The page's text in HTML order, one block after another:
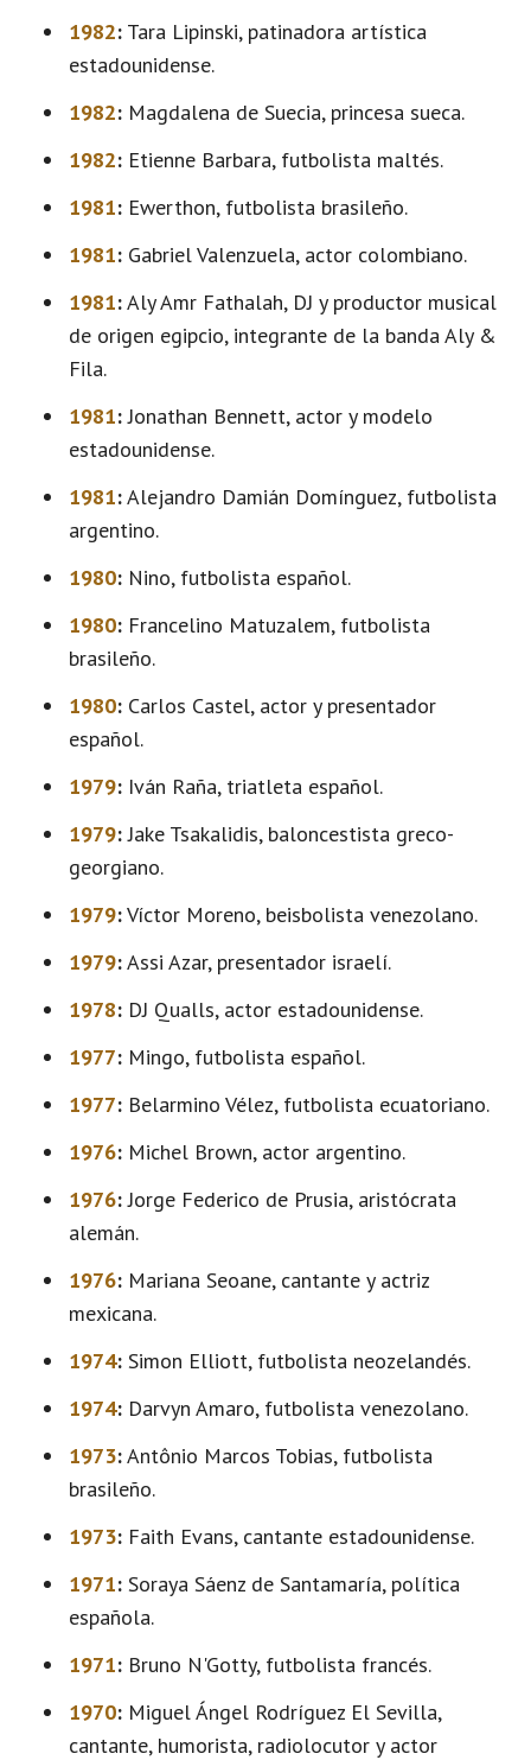
1982: Tara Lipinski, patinadora artística
estadounidense.
1982: Magdalena de Suecia, princesa sueca.
1982: Etienne Barbara, futbolista maltés.
1981: Ewerthon, futbolista brasileño.
1981: Gabriel Valenzuela, actor colombiano.
1981:Aly Amr Fathalah, DJ y productor musical
de origen egipcio, integrante de la banda Aly &
Fila.
1981:Jonathan Bennett, actor y modelo
estadounidense.
1981:Alejandro Damián Domínguez, futbolista
argentino.
1980: Nino, futbolista español.
1980: Francelino Matuzalem, futbolista
brasileño.
1980: Carlos Castel, actor y presentador
español.
1979: Iván Raña, triatleta español.
1979:Jake Tsakalidis, baloncestista greco-
georgiano.
1979:Víctor Moreno, beisbolista venezolano.
1979:Assi Azar, presentador israelí.
1978: DJ Qualls, actor estadounidense.
1977: Mingo, futbolista español.
1977: Belarmino Vélez, futbolista ecuatoriano.
1976: Michel Brown, actor argentino.
1976:Jorge Federico de Prusia, aristócrata
alemán.
1976: Mariana Seoane, cantante y actriz
mexicana.
1974: Simon Elliott, futbolista neozelandés.
1974: Darvyn Amaro, futbolista venezolano.
1973:Antônio Marcos Tobias, futbolista
brasileño.
1973: Faith Evans, cantante estadounidense.
1971: Soraya Sáenz de Santamaría, política
española.
1971: Bruno N'Gotty, futbolista francés.
1970: Miguel Ángel Rodríguez El Sevilla,
cantante, humorista, radiolocutor y actor